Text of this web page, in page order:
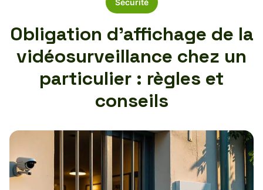
Sécurité
Obligation d’affichage de la
vidéosurveillance chez un
particulier : règles et
conseils